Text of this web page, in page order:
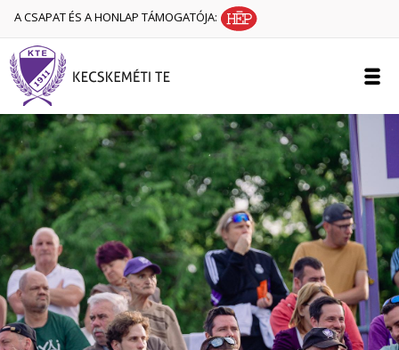
A CSAPAT ÉS A HONLAP TÁMOGATÓJA: